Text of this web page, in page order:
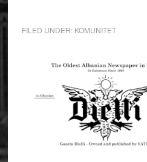
FILED UNDER: KOMUNITET